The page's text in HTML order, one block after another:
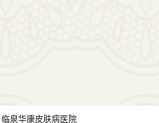
临泉华康皮肤病医院